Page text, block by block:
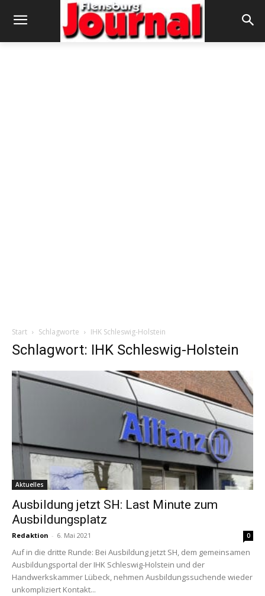
Start Schlagworte IHK Schleswig-Holstein
Schlagwort: IHK Schleswig-Holstein
Aktuelles
Ausbildung jetzt SH: Last Minute zum
Ausbildungsplatz
Redaktion - 6. Mai 2021 0
Auf in die dritte Runde: Bei Ausbildung jetzt SH, dem gemeinsamen
Ausbildungsportal der IHK Schleswig-Holstein und der
Handwerkskammer Lübeck, nehmen Ausbildungssuchende wieder
unkompliziert Kontakt...